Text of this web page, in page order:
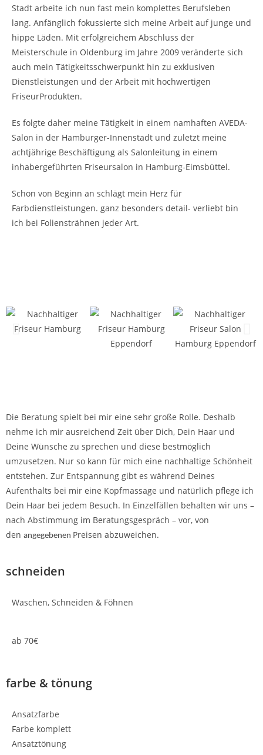
Stadt arbeite ich nun fast mein komplettes Berufsleben
lang. Anfänglich fokussierte sich meine Arbeit auf junge und
hippe Läden. Mit erfolgreichem Abschluss der
Meisterschule in Oldenburg im Jahre 2009 veränderte sich
auch mein Tätigkeitsschwerpunkt hin zu exklusiven
Dienstleistungen und der Arbeit mit hochwertigen
FriseurProdukten.
Es folgte daher meine Tätigkeit in einem namhaften AVEDA-
Salon in der Hamburger-Innenstadt und zuletzt meine
achtjährige Beschäftigung als Salonleitung in einem
inhabergeführten Friseursalon in Hamburg-Eimsbüttel.
Schon von Beginn an schlägt mein Herz für
Farbdienstleistungen. ganz besonders detail- verliebt bin
ich bei Foliensträhnen jeder Art.
Die Beratung spielt bei mir eine sehr große Rolle. Deshalb
nehme ich mir ausreichend Zeit über Dich, Dein Haar und
Deine Wünsche zu sprechen und diese bestmöglich
umzusetzen. Nur so kann für mich eine nachhaltige Schönheit
entstehen. Zur Entspannung gibt es während Deines
Aufenthalts bei mir eine Kopfmassage und natürlich pflege ich
Dein Haar bei jedem Besuch. In Einzelfällen behalten wir uns –
nach Abstimmung im Beratungsgespräch – vor, von
den angegebenen Preisen abzuweichen.
schneiden
Waschen, Schneiden & Föhnen
ab 70€
farbe & tönung
Ansatzfarbe
Farbe komplett
Ansatztönung